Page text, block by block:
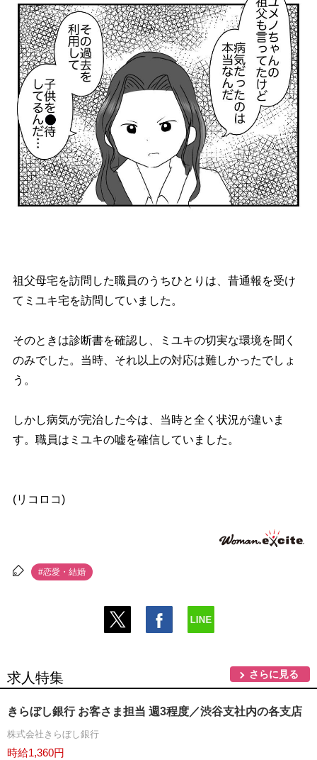
祖父母宅を訪問した職員のうちひとりは、昔通報を受け
てミユキ宅を訪問していました。
そのときは診断書を確認し、ミユキの切実な環境を聞く
のみでした。当時、それ以上の対応は難しかったでしょ
う。
しかし病気が完治した今は、当時と全く状況が違いま
す。職員はミユキの嘘を確信していました。
(リコロコ)
#恋愛・結婚
求人特集 さらに見る
きらぼし銀行 お客さま担当 週3程度／渋谷支社内の各支店
株式会社きらぼし銀行
時給1,360円